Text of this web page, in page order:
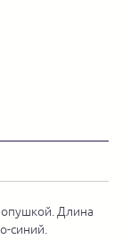
Длина
синий.